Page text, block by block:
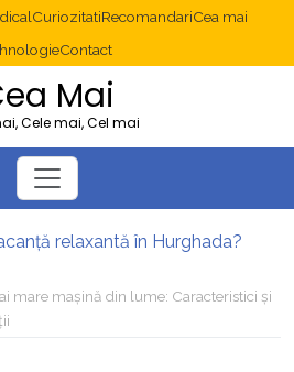
CuriozitatiRecomandariCea mai
Contact
Mai
Cele mai, Cel mai
relaxantă în Hurghada?
Multisite WordPress și Mastodon: cum gestionezi mai multe site-uri
mare mașină din lume: Caracteristici și